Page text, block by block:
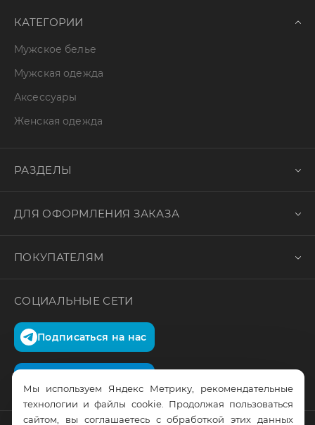
КАТЕГОРИИ
Мужское белье
Мужская одежда
Аксессуары
Женская одежда
РАЗДЕЛЫ
ДЛЯ ОФОРМЛЕНИЯ ЗАКАЗА
ПОКУПАТЕЛЯМ
СОЦИАЛЬНЫЕ СЕТИ
Подписаться на нас
Мы используем Яндекс Метрику, рекомендательные
технологии и файлы cookie. Продолжая пользоваться
сайтом, вы соглашаетесь с обработкой этих данных